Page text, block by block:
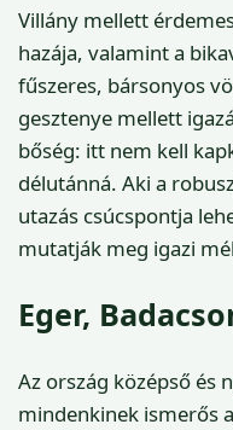
Villány mellett
hazája, valamint a
fűszeres, bársonyos
gesztenye mellett
bőség: itt nem kell
délutánná. Aki a
utazás csúcspontja
mutatják meg igazi
Eger,
Az ország középső és
mindenkinek ismerős